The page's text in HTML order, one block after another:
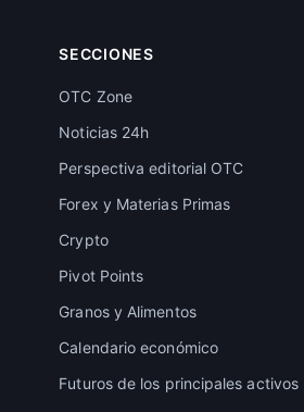
SECCIONES
OTC Zone
Noticias 24h
Perspectiva editorial OTC
Forex y Materias Primas
Crypto
Pivot Points
Granos y Alimentos
Calendario económico
Futuros de los principales activos